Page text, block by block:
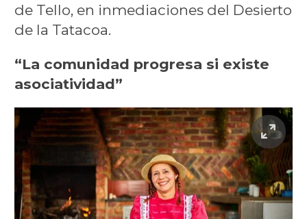
de Tello, en inmediaciones del Desierto
de la Tatacoa.
“La comunidad progresa si existe
asociatividad”